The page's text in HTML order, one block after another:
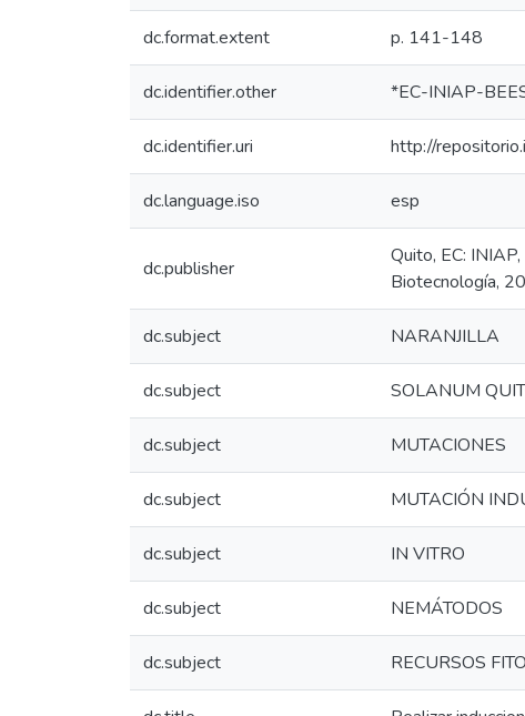
dc.format.extent p. 141-148
dc.identifier.other *EC-INIAP-
dc.identifier.uri http://
dc.language.iso esp
dc.publisher
Quito, EC:
Biotecnología,
dc.subject NARANJILLA
dc.subject SOLANUM
dc.subject MUTACIONES
dc.subject MUTACIÓN
dc.subject IN VITRO
dc.subject NEMÁTODOS
dc.subject RECURSOS